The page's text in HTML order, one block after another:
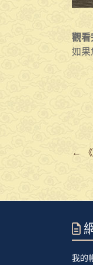
觀看
如果
←
我的